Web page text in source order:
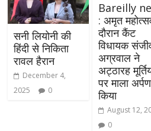
सनी लियोनी की
हिंदी से निकिता
रावल हैरान
December 4,
2025
0
Bareilly
: अमृत
दौरान कैंट
विधायक
अग्रवाल ने
अट्ठारह
पर माला अर्पण
किया
August 12,
0